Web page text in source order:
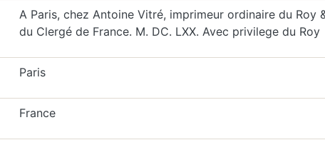
A Paris, chez Antoine Vitré, imprimeur ordinaire du Roy
du Clergé de France. M. DC. LXX. Avec privilege du Roy
Paris
France